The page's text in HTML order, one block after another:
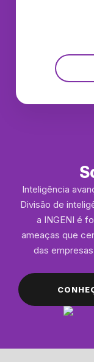
Inteligência
Divisão de
a INGENI é
ameaças que
das